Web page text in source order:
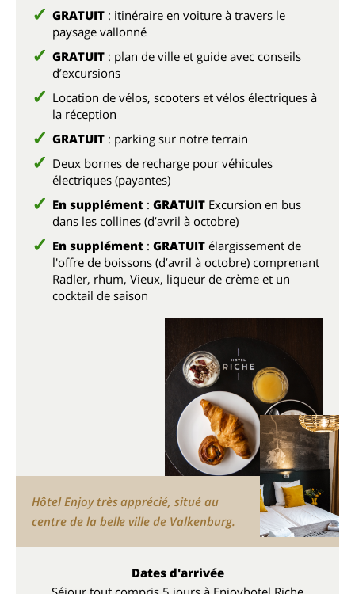
GRATUIT : itinéraire en voiture à travers le
paysage vallonné
GRATUIT : plan de ville et guide avec conseils
d’excursions
Location de vélos, scooters et vélos électriques à
la réception
GRATUIT : parking sur notre terrain
Deux bornes de recharge pour véhicules
électriques (payantes)
En supplément : GRATUIT Excursion en bus
dans les collines (d’avril à octobre)
En supplément : GRATUIT élargissement de
l'offre de boissons (d’avril à octobre) comprenant
Radler, rhum, Vieux, liqueur de crème et un
cocktail de saison
Hôtel Enjoy très apprécié, situé au
centre de la belle ville de Valkenburg.
Dates d'arrivée